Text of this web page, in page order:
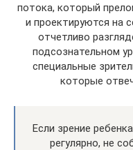
потока, который
и проектируются на
отчетливо
подсознательном
специальные
которые
Если зрение
регулярно, не